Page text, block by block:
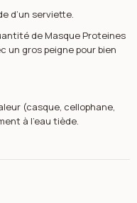
d’un serviette.
de Masque Proteines
un gros peigne pour bien
(casque, cellophane,
à l’eau tiède.